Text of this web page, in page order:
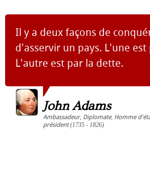
Il y a deux façons de
d'asservir un pays. L'une est
L'autre est par la dette.
John Adams
Ambassadeur, Diplomate, Homme
président(1735 - 1826)